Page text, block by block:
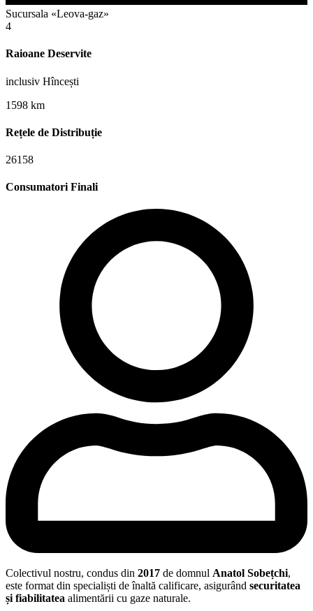
Sucursala «Leova-gaz»
4
Raioane Deservite
inclusiv Hîncești
1598 km
Rețele de Distribuție
26158
Consumatori Finali
Colectivul nostru, condus din 2017 de domnul Anatol Sobețchi,
este format din specialiști de înaltă calificare, asigurând securitatea
și fiabilitatea alimentării cu gaze naturale.